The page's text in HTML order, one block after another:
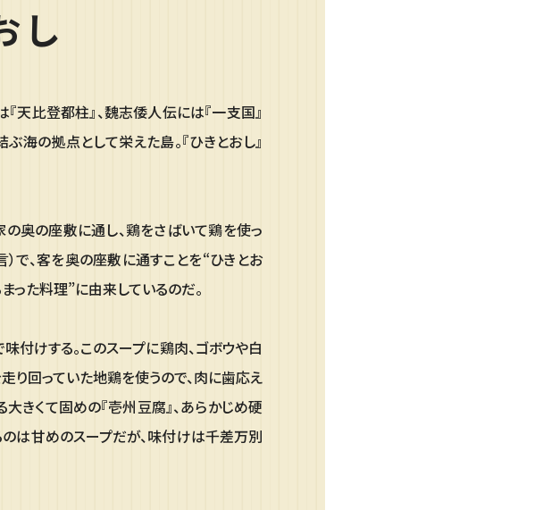
し
天比登都柱』、魏志倭人伝には『一支国』
の拠点として栄えた島。『ひきとおし』
の奥の座敷に通し、鶏をさばいて鶏を使っ
で、客を奥の座敷に通すことを“ひきとお
まった料理”に由来しているのだ。
付けする。このスープに鶏肉、ゴボウや白
り回っていた地鶏を使うので、肉に歯応え
きくて固めの『壱州豆腐』、あらかじめ硬
は甘めのスープだが、味付けは千差万別